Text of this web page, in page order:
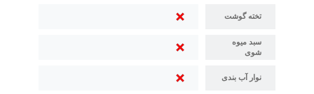
تخته گوشت
سبد میوه
شوی
نوار آب بندی